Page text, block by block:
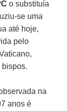
o substituía
se uma
até hoje,
pelo
bispos.
na
anos é